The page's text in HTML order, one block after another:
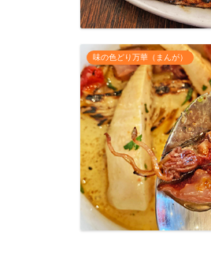
味の色どり万華（まんが）